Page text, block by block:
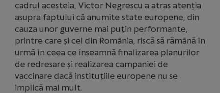
cadrul acesteia, Victor Negrescu a atras atenția
asupra faptului că anumite state europene, din
cauza unor guverne mai puțin performante,
printre care și cel din România, riscă să rămână în
urmă în ceea ce înseamnă finalizarea planurilor
de redresare și realizarea campaniei de
vaccinare dacă instituțiile europene nu se
implică mai mult.